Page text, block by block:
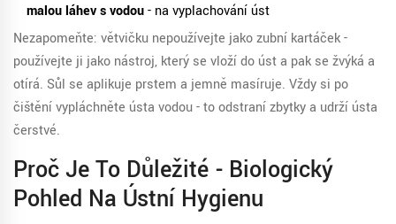
malou láhev s vodou- na vyplachování úst
Nezapomeňte: větvičku nepoužívejte jako zubní kartáček -
používejte ji jako nástroj, který se vloží do úst a pak se žvýká a
otírá. Sůl se aplikuje prstem a jemně masíruje. Vždy si po
čištění vypláchněte ústa vodou - to odstraní zbytky a udrží ústa
čerstvé.
Proč Je To Důležité - Biologický
Pohled Na Ústní Hygienu